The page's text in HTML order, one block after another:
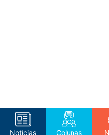
Notícias Colunas